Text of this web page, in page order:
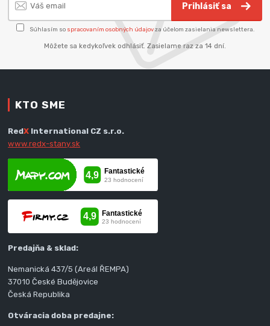
Prihlásiť sa
Súhlasím so spracovaním osobných údajovza účelom zasielania newslettera.
Môžete sa kedykoľvek odhlásiť. Zasielame raz za 14 dní.
KTO SME
RedX International CZ s.r.o.
www.redx-stany.sk
Predajňa & sklad:
Nemanická 437/5 (Areál ŘEMPA)
37010 České Budějovice
Česká Republika
Otváracia doba predajne: